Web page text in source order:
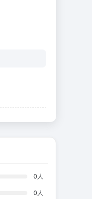
0 人
0 人